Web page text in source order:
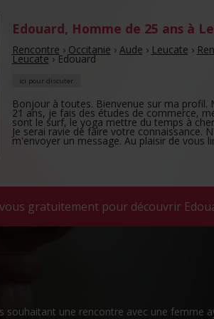
Edouard, Homme de 25 ansà
Rencontre › Occitanie › Aude › Leucate ›
Leucate›Edouard
ici pour discuter
Bonjour à toutes. Bienvenue sur ma profil.
21 ans, je fais des études de commerce,
sont le surf, le yoga mettre du temps à
Je serai ravie de faire votre connaissance.
m'envoyer un message. Au plaisir de vous
gratuitement pour découvrir
souhaitant une rencontre avec une femme